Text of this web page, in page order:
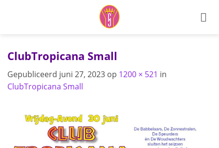
ClubTropicana Small
Gepubliceerd juni 27, 2023 op 1200 × 521 in
ClubTropicana Small